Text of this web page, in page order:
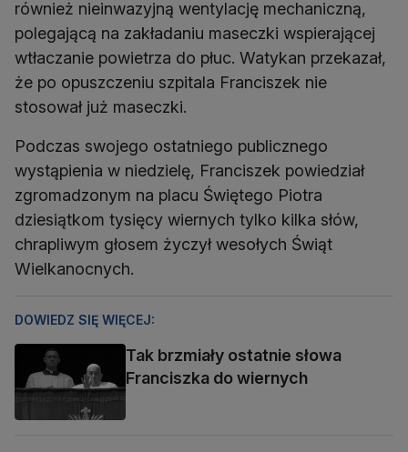
również nieinwazyjną wentylację mechaniczną,
polegającą na zakładaniu maseczki wspierającej
wtłaczanie powietrza do płuc. Watykan przekazał,
że po opuszczeniu szpitala Franciszek nie
stosował już maseczki.
Podczas swojego ostatniego publicznego
wystąpienia w niedzielę, Franciszek powiedział
zgromadzonym na placu Świętego Piotra
dziesiątkom tysięcy wiernych tylko kilka słów,
chrapliwym głosem życzył wesołych Świąt
Wielkanocnych.
DOWIEDZ SIĘ WIĘCEJ:
Tak brzmiały ostatnie słowa
Franciszka do wiernych